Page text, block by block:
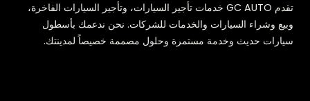
تقدم GC AUTO خدمات تأجير السيارات، وتأجير السيارات الفاخرة،
وبيع وشراء السيارات والخدمات للشركات. نحن ندعمك بأسطول
سيارات حديث وخدمة مستمرة وحلول مصممة خصيصاً لمدينتك.